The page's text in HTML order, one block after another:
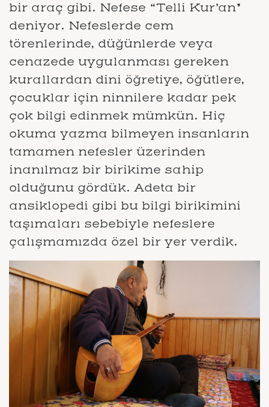
bir araç gibi. Nefese “Telli Kur’an”
deniyor. Nefeslerde cem
törenlerinde, düğünlerde veya
cenazede uygulanması gereken
kurallardan dini öğretiye, öğütlere,
çocuklar için ninnilere kadar pek
çok bilgi edinmek mümkün. Hiç
okuma yazma bilmeyen insanların
tamamen nefesler üzerinden
inanılmaz bir birikime sahip
olduğunu gördük. Adeta bir
ansiklopedi gibi bu bilgi birikimini
taşımaları sebebiyle nefeslere
çalışmamızda özel bir yer verdik.